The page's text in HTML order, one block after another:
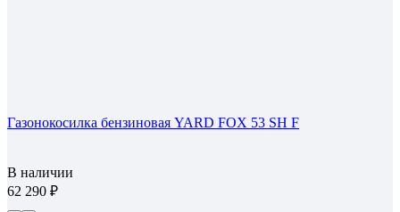
Газонокосилка бензиновая YARD FOX 53 SH F
В наличии
62 290